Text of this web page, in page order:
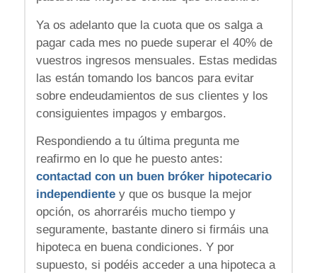
Ya os adelanto que la cuota que os salga a
pagar cada mes no puede superar el 40% de
vuestros ingresos mensuales. Estas medidas
las están tomando los bancos para evitar
sobre endeudamientos de sus clientes y los
consiguientes impagos y embargos.
Respondiendo a tu última pregunta me
reafirmo en lo que he puesto antes:
contactad con un buen bróker hipotecario
independientey que os busque la mejor
opción, os ahorraréis mucho tiempo y
seguramente, bastante dinero si firmáis una
hipoteca en buena condiciones. Y por
supuesto, si podéis acceder a una hipoteca a